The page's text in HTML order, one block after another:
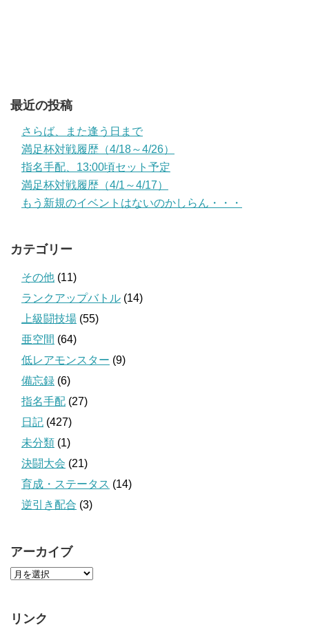
最近の投稿
さらば、また逢う日まで
満足杯対戦履歴（4/18～4/26）
指名手配、13:00頃セット予定
満足杯対戦履歴（4/1～4/17）
もう新規のイベントはないのかしらん・・・
カテゴリー
その他 (11)
ランクアップバトル (14)
上級闘技場 (55)
亜空間 (64)
低レアモンスター (9)
備忘録 (6)
指名手配 (27)
日記 (427)
未分類 (1)
決闘大会 (21)
育成・ステータス (14)
逆引き配合 (3)
アーカイブ
リンク